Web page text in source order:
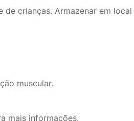
crianças. Armazenar em local
muscular.
mais informações.